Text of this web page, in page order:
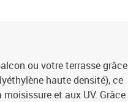
ou votre terrasse grâce
haute densité), ce
et aux UV. Grâce